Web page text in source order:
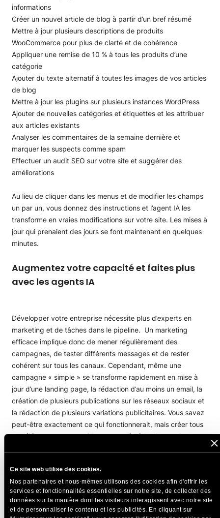
Ce site web utilise des cookies.
Nos partenaires et nous-mêmes utilisons des cookies afin d'offrir les
services et fonctionnalités essentielles sur notre site, de collecter des
données sur la manière dont les visiteurs interagissent avec notre site
et de personnaliser le contenu et les publicités. En cliquant sur
informations
Créer un nouvel article de blog à partir d’un bref résumé
Mettre à jour plusieurs descriptions de produits
WooCommerce pour plus de clarté et de cohérence
Appliquer une remise de 10 % à tous les produits d’une
catégorie
Ajouter du texte alternatif à toutes les images de vos articles
de blog
Mettre à jour les plugins sur plusieurs instances WordPress
Ajouter de nouvelles catégories et étiquettes et les attribuer
aux articles existants
Analyser les commentaires de la semaine dernière et
marquer les suspects comme spam
Effectuer un audit SEO sur votre site et suggérer des
améliorations
Au lieu de cliquer dans les menus et de modifier les champs
un par un, vous donnez des instructions et l’agent IA les
transforme en vraies modifications sur votre site. Les mises à
jour qui prenaient des jours se font maintenant en quelques
minutes.
Augmentez votre capacité et faites plus
avec les agents IA
Développer votre entreprise nécessite plus d’experts en
marketing et de tâches dans le pipeline. Un marketing
efficace implique donc de mener régulièrement des
campagnes, de tester différents messages et de rester
cohérent sur tous les canaux. Cependant, même une
campagne « simple » se transforme rapidement en mise à
jour d’une landing page, la rédaction d’au moins un email, la
création de plusieurs publications sur les réseaux sociaux et
la rédaction de plusieurs variations publicitaires. Vous savez
peut-être exactement ce qui fonctionnerait, mais créer tous
ces éléments assez rapidement est là où la plupart des
C’est là qu’interviennent les agents AI Studio, dont beaucoup
d’entre eux ont été formés pour faire du marketing comme
de véritables experts et vous éviter d’embaucher, d’intégrer
puis de gérer de nouvelles personnes dans votre équipe.